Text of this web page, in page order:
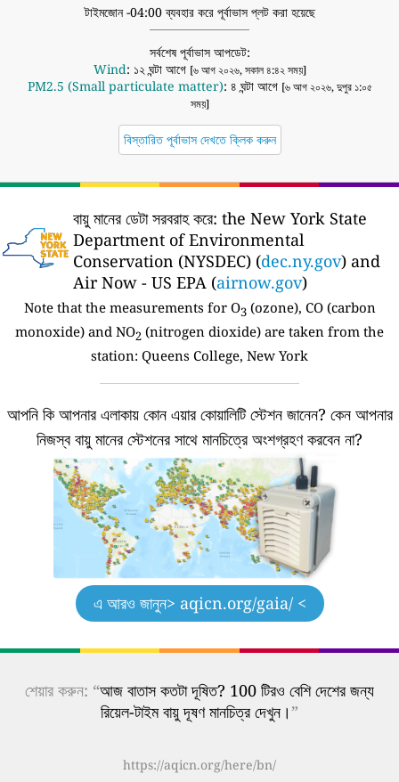
টাইমজোন -04:00 ব্যবহার করে পূর্বাভাস প্লট করা হয়েছে
সর্বশেষ পূর্বাভাস আপডেট:
Wind: ১২ ঘন্টা আগে [৬ আগ ২০২৬, সকাল ৪:৪২ সময়]
PM2.5 (Small particulate matter): ৪ ঘন্টা আগে [৬ আগ ২০২৬, দুপুর ১:০৫
সময়]
বিস্তারিত পূর্বাভাস দেখতে ক্লিক করুন
বায়ু মানের ডেটা সরবরাহ করে: the New York State
Department of Environmental
Conservation (NYSDEC) (dec.ny.gov) and
Air Now - US EPA (airnow.gov)
Note that the measurements for O3(ozone), CO (carbon
monoxide) and NO2 (nitrogen dioxide) are taken from the
station: Queens College, New York
আপনি কি আপনার এলাকায় কোন এয়ার কোয়ালিটি স্টেশন জানেন? কেন আপনার
নিজস্ব বায়ু মানের স্টেশনের সাথে মানচিত্রে অংশগ্রহণ করবেন না?
এ আরও জানুন> aqicn.org/gaia/ <
শেয়ার করুন: “আজ বাতাস কতটা দূষিত? 100 টিরও বেশি দেশের জন্য
রিয়েল-টাইম বায়ু দূষণ মানচিত্র দেখুন।”
https://aqicn.org/here/bn/